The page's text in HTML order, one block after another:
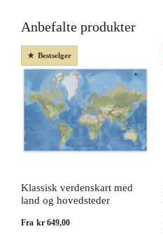
Anbefalte produkter
Bestselger
Klassisk verdenskart med
land og hovedsteder
Fra kr 649,00